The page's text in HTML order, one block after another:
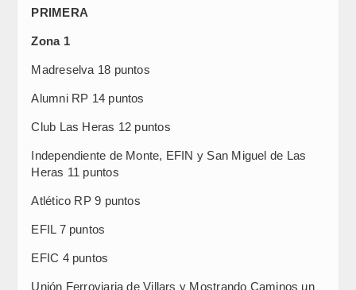
PRIMERA
Zona 1
Madreselva 18 puntos
Alumni RP 14 puntos
Club Las Heras 12 puntos
Independiente de Monte, EFIN y San Miguel de Las
Heras 11 puntos
Atlético RP 9 puntos
EFIL 7 puntos
EFIC 4 puntos
Unión Ferroviaria de Villars y Mostrando Caminos un